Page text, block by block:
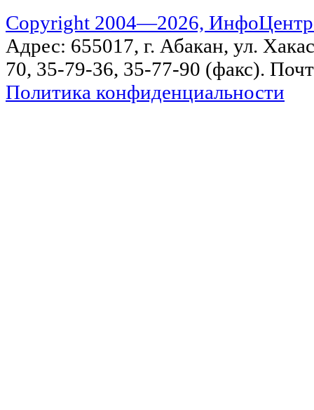
Copyright 2004—2026,
Адрес: 655017, г. Абакан, ул.
70, 35-79-36, 35-77-90 (факс).
Политика конфиденциальности